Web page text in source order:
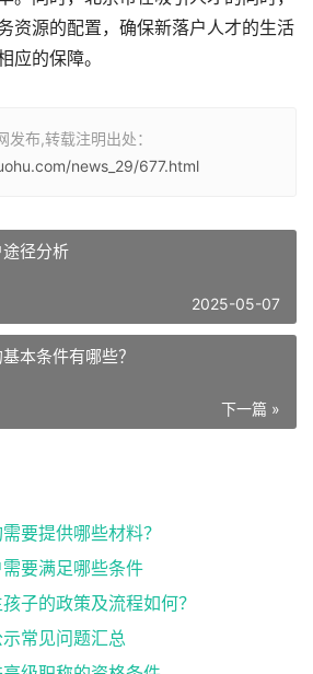
资源的配置，确保新落户人才的生活
应的保障。
布,转载注明出处：
news_29/677.html
径分析
2025-05-07
本条件有哪些？
下一篇 »
要提供哪些材料？
要满足哪些条件
子的政策及流程如何？
常见问题汇总